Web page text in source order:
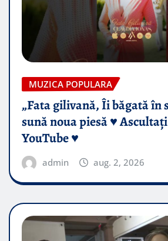
MUZICA POPULARA
„Fata gilivană, Îi băgată în
sună noua piesă ♥️
YouTube ♥️
admin aug. 2, 2026